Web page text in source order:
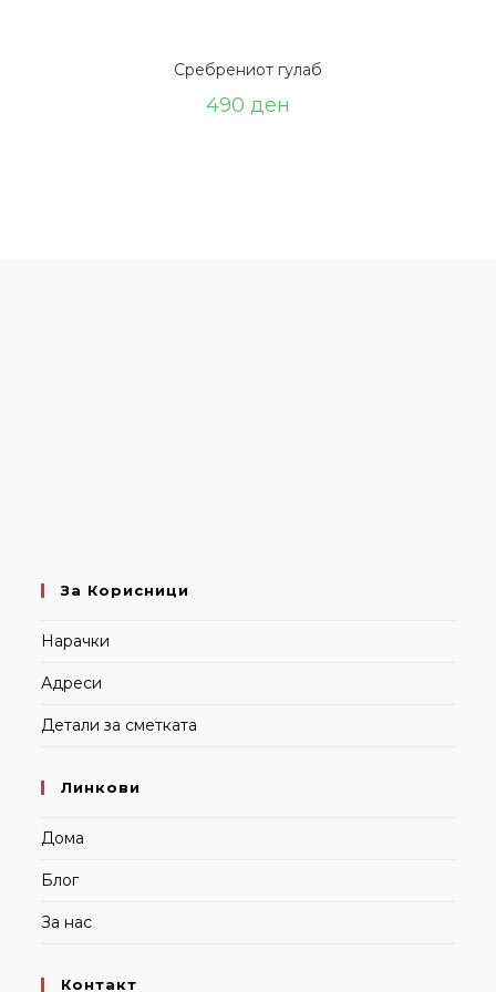
Сребрениот гулаб
490 ден
За Корисници
Нарачки
Адреси
Детали за сметката
Линкови
Дома
Блог
За нас
Контакт